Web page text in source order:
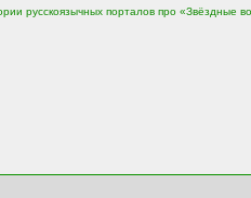
русскоязычных порталов про «Звёздные